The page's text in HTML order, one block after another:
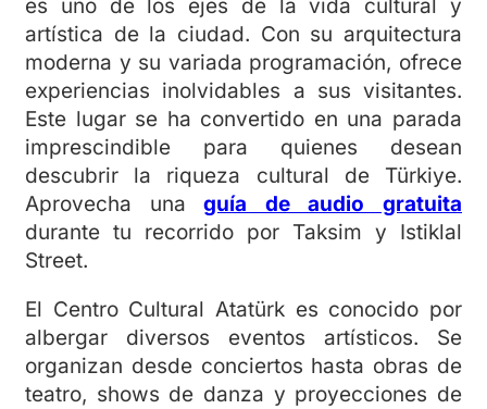
es uno de los ejes de la vida cultural y
artística de la ciudad. Con su arquitectura
moderna y su variada programación, ofrece
experiencias inolvidables a sus visitantes.
Este lugar se ha convertido en una parada
imprescindible para quienes desean
descubrir la riqueza cultural de Türkiye.
Aprovecha unaguía de audio gratuita
durante tu recorrido por Taksim y Istiklal
Street.
El Centro Cultural Atatürk es conocido por
albergar diversos eventos artísticos. Se
organizan desde conciertos hasta obras de
teatro, shows de danza y proyecciones de